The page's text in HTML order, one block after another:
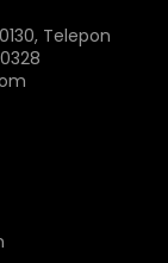
Telepon